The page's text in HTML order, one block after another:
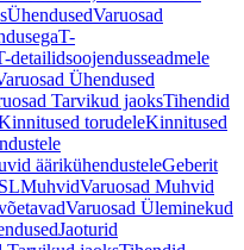
ÜhendusedVaruosad
T-
detailidsoojendusseadmele
Ühendused
Tarvikud jaoksTihendid
torudeleKinnitused
äärikühendusteleGeberit
MuhvidVaruosad Muhvid
Varuosad Üleminekud
Jaoturid